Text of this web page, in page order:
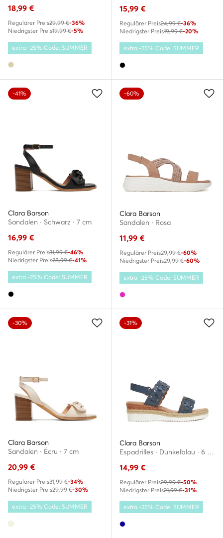
18,99 €
Regulärer Preis29,99 €-36%
Niedrigster Preis19,99 €-5%
extra -25% Code: SUMMER
15,99 €
Regulärer Preis24,99 €-36%
Niedrigster Preis19,99 €-20%
extra -25% Code: SUMMER
-41%
Clara Barson
Sandalen · Schwarz · 7 cm
16,99 €
Regulärer Preis31,99 €-46%
Niedrigster Preis28,99 €-41%
extra -25% Code: SUMMER
-60%
Clara Barson
Sandalen · Rosa
11,99 €
Regulärer Preis29,99 €-60%
Niedrigster Preis29,99 €-60%
extra -25% Code: SUMMER
-30%
Clara Barson
Sandalen · Écru · 7 cm
20,99 €
Regulärer Preis31,99 €-34%
Niedrigster Preis29,99 €-30%
extra -25% Code: SUMMER
-31%
Clara Barson
Espadrilles · Dunkelblau · 6 cm
14,99 €
Regulärer Preis29,99 €-50%
Niedrigster Preis21,99 €-31%
extra -25% Code: SUMMER